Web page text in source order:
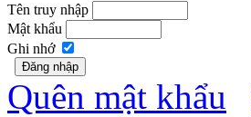
Tên truy nhập
Mật khẩu
Ghi nhớ
Quên mật khẩu